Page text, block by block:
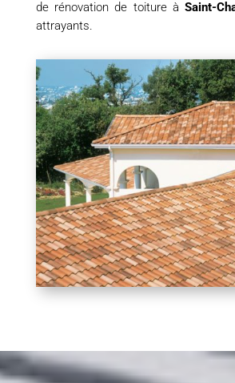
de rénovation de toiture àSaint-
attrayants.